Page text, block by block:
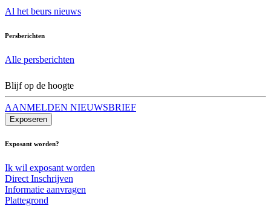
Al het beurs nieuws
Persberichten
Alle persberichten
Blijf op de hoogte
AANMELDEN NIEUWSBRIEF
Exposeren
Exposant worden?
Ik wil exposant worden
Direct Inschrijven
Informatie aanvragen
Plattegrond